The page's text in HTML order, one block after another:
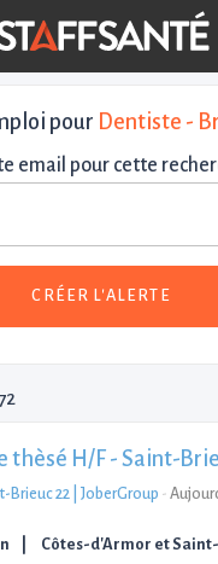
pour Dentiste -
email pour cette
CRÉER L'ALERTE
thèsé H/F - Saint-
Brieuc 22 | JoberGroup -
Côtes-d'Armor et